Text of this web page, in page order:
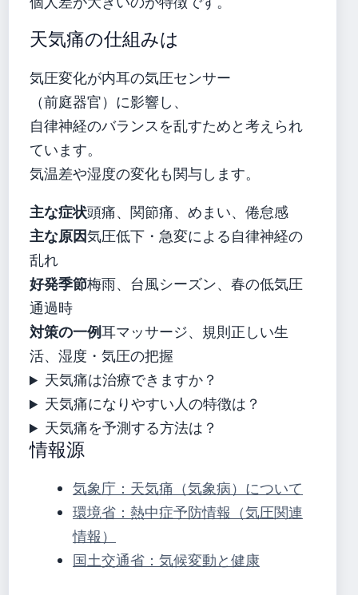
天気痛の仕組みは
気圧変化が内耳の気圧センサー
（前庭器官）に影響し、
自律神経のバランスを乱すためと考えられ
ています。
気温差や湿度の変化も関与します。
主な症状頭痛、関節痛、めまい、倦怠感
主な原因気圧低下・急変による自律神経の
乱れ
好発季節梅雨、台風シーズン、春の低気圧
通過時
対策の一例耳マッサージ、規則正しい生
活、湿度・気圧の把握
天気痛は治療できますか？
天気痛になりやすい人の特徴は？
天気痛を予測する方法は？
情報源
気象庁：天気痛（気象病）について
環境省：熱中症予防情報（気圧関連
情報）
国土交通省：気候変動と健康